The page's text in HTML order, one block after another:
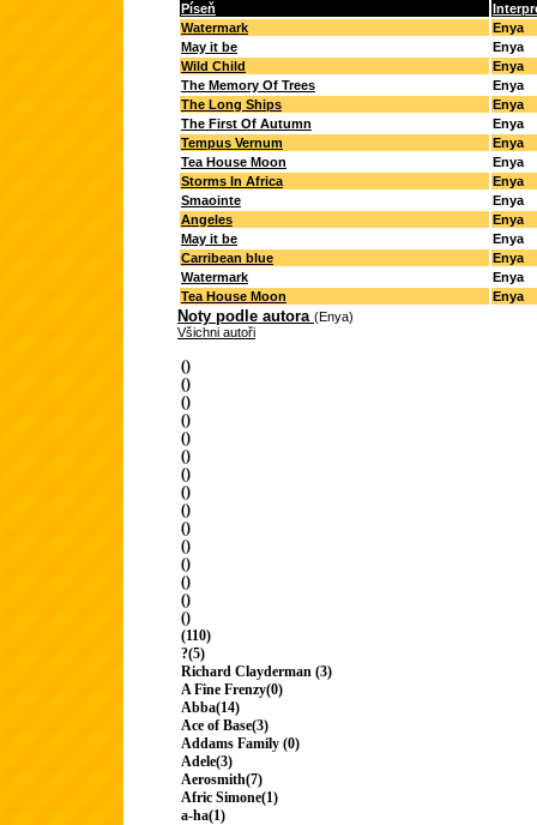
Píseň
Watermark
Enya
May it be
Enya
Wild Child
Enya
The Memory Of Trees
Enya
The Long Ships
Enya
The First Of Autumn
Enya
Tempus Vernum
Enya
Tea House Moon
Enya
Storms In Africa
Enya
Smaointe
Enya
Angeles
Enya
May it be
Enya
Carribean blue
Enya
Watermark
Enya
Tea House Moon
Enya
Noty podle autora (Enya)
Všichni autoři
()
()
()
()
()
()
()
()
()
()
()
()
()
()
()
(110)
?(5)
Richard Clayderman (3)
A Fine Frenzy(0)
Abba(14)
Ace of Base(3)
Addams Family (0)
Adele(3)
Aerosmith(7)
Afric Simone(1)
a-ha(1)